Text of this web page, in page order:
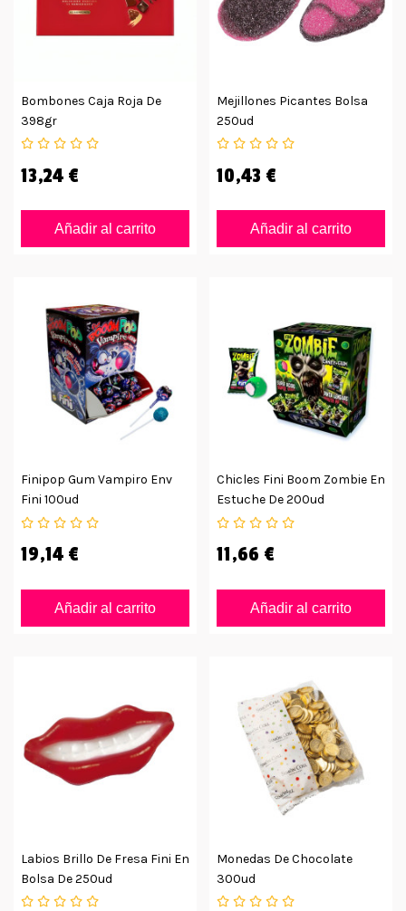
Bombones Caja Roja De
398gr
13,24 €
Añadir al carrito
Mejillones Picantes Bolsa
250ud
10,43 €
Añadir al carrito
Finipop Gum Vampiro Env
Fini 100ud
19,14 €
Añadir al carrito
Chicles Fini Boom Zombie En
Estuche De 200ud
11,66 €
Añadir al carrito
Labios Brillo De Fresa Fini En
Bolsa De 250ud
Monedas De Chocolate
300ud